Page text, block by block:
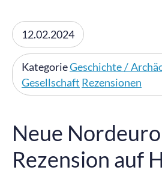
12.02.2024
KategorieGeschichte /
Gesellschaft Rezensionen
Neue
Rezension auf